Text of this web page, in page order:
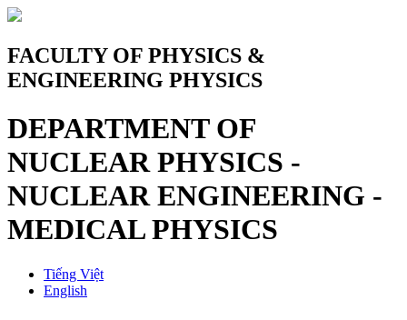
FACULTY OF PHYSICS &
ENGINEERING PHYSICS
DEPARTMENT OF
NUCLEAR PHYSICS -
NUCLEAR ENGINEERING -
MEDICAL PHYSICS
Tiếng Việt
English